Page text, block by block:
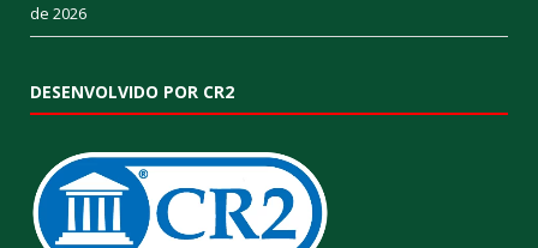
de 2026
DESENVOLVIDO POR CR2